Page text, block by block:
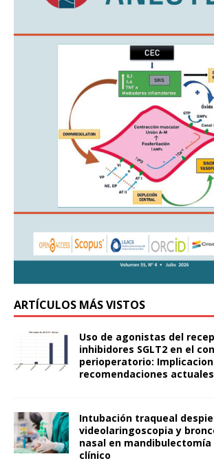
ARTÍCULOS MÁS VISTOS
Uso de agonistas del
inhibidores SGLT2 en el
perioperatorio:
recomendaciones actuales
Intubación traqueal
videolaringoscopia y
nasal en
clínico